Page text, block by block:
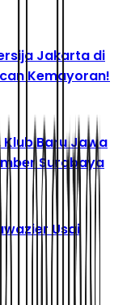
Jakarta di
Kemayoran!
Klub Baru Jawa
Surabaya
Usai